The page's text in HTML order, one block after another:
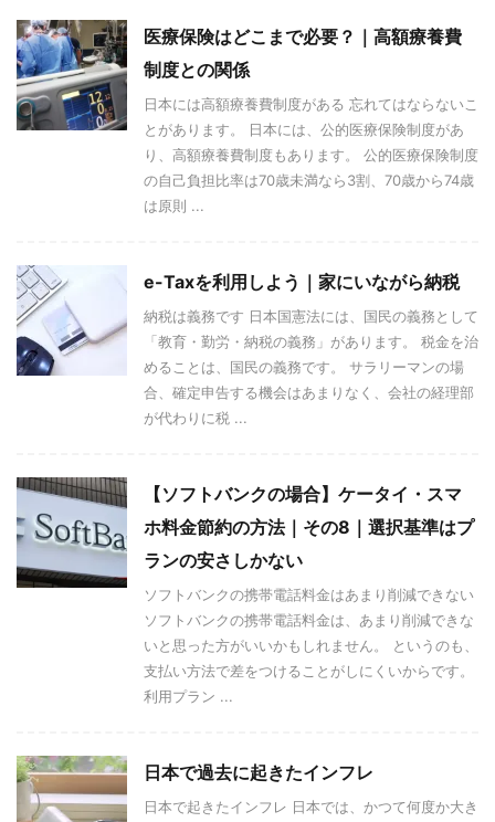
医療保険はどこまで必要？｜高額療養費
制度との関係
日本には高額療養費制度がある 忘れてはならないこ
とがあります。 日本には、公的医療保険制度があ
り、高額療養費制度もあります。 公的医療保険制度
の自己負担比率は70歳未満なら3割、70歳から74歳
は原則 ...
e-Taxを利用しよう｜家にいながら納税
納税は義務です 日本国憲法には、国民の義務として
「教育・勤労・納税の義務」があります。 税金を治
めることは、国民の義務です。 サラリーマンの場
合、確定申告する機会はあまりなく、会社の経理部
が代わりに税 ...
【ソフトバンクの場合】ケータイ・スマ
ホ料金節約の方法｜その8｜選択基準はプ
ランの安さしかない
ソフトバンクの携帯電話料金はあまり削減できない
ソフトバンクの携帯電話料金は、あまり削減できな
いと思った方がいいかもしれません。 というのも、
支払い方法で差をつけることがしにくいからです。
利用プラン ...
日本で過去に起きたインフレ
日本で起きたインフレ 日本では、かつて何度か大き